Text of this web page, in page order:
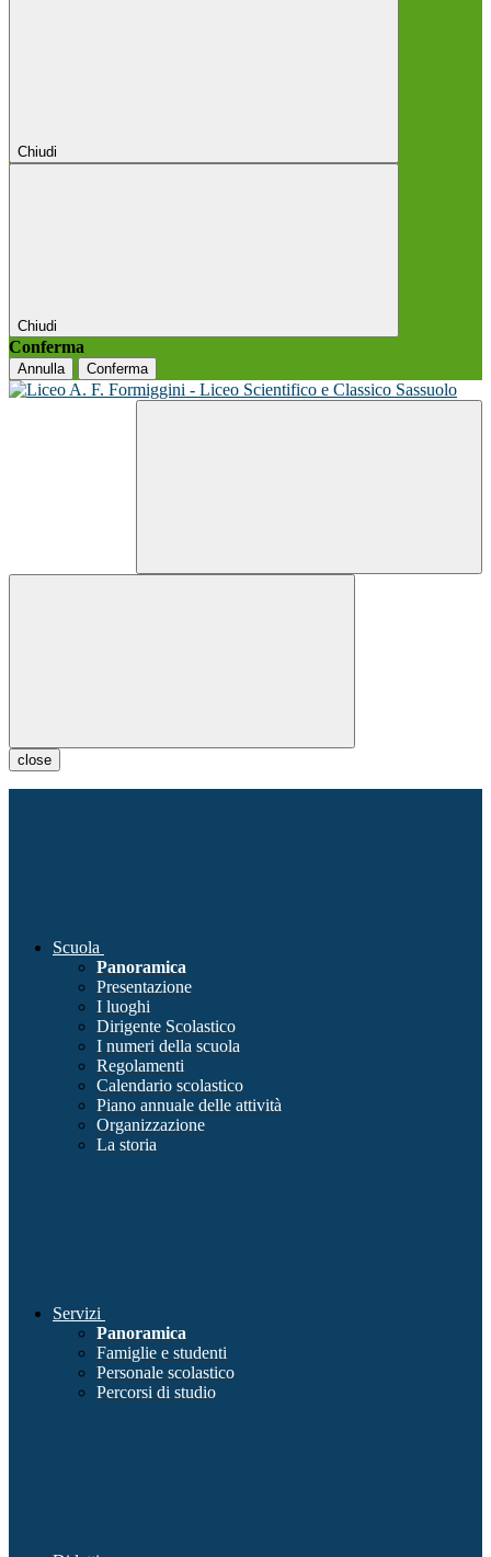
Chiudi
Chiudi
Conferma
Annulla Conferma
close
Scuola
Panoramica
Presentazione
I luoghi
Dirigente Scolastico
I numeri della scuola
Regolamenti
Calendario scolastico
Piano annuale delle attività
Organizzazione
La storia
Servizi
Panoramica
Famiglie e studenti
Personale scolastico
Percorsi di studio